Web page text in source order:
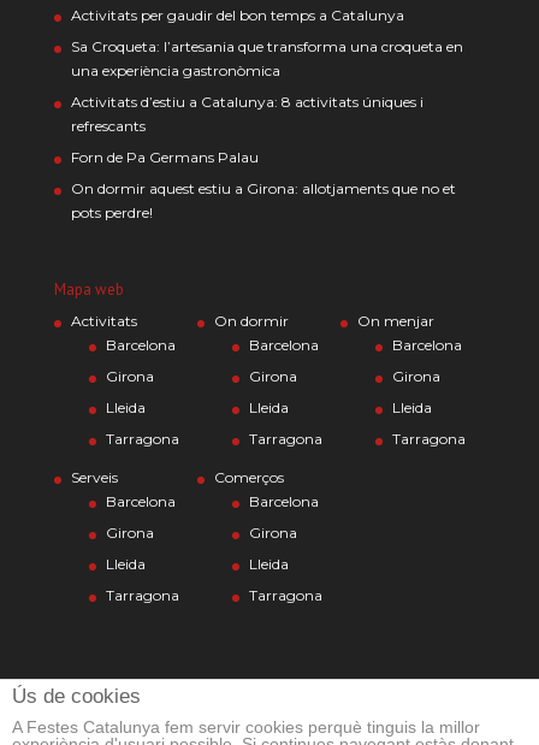
Activitats per gaudir del bon temps a Catalunya
Sa Croqueta: l’artesania que transforma una croqueta en
una experiència gastronòmica
Activitats d’estiu a Catalunya: 8 activitats úniques i
refrescants
Forn de Pa Germans Palau
On dormir aquest estiu a Girona: allotjaments que no et
pots perdre!
Mapa web
Activitats
Barcelona
Girona
Lleida
Tarragona
On dormir
Barcelona
Girona
Lleida
Tarragona
On menjar
Barcelona
Girona
Lleida
Tarragona
Serveis
Barcelona
Girona
Lleida
Tarragona
Comerços
Barcelona
Girona
Lleida
Tarragona
Ús de cookies
A Festes Catalunya fem servir cookies perquè tinguis la millor